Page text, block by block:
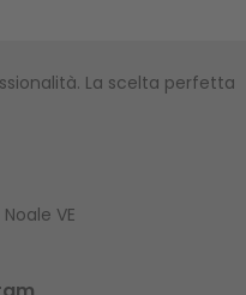
La scelta perfetta
VE